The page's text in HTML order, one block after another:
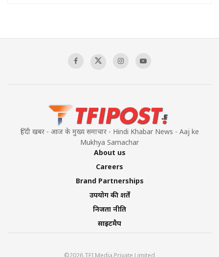
हिंदी खबर - आज के मुख्य समाचार - Hindi Khabar News - Aaj ke
Mukhya Samachar
About us
Careers
Brand Partnerships
उपयोग की शर्तें
निजता नीति
साइटमैप